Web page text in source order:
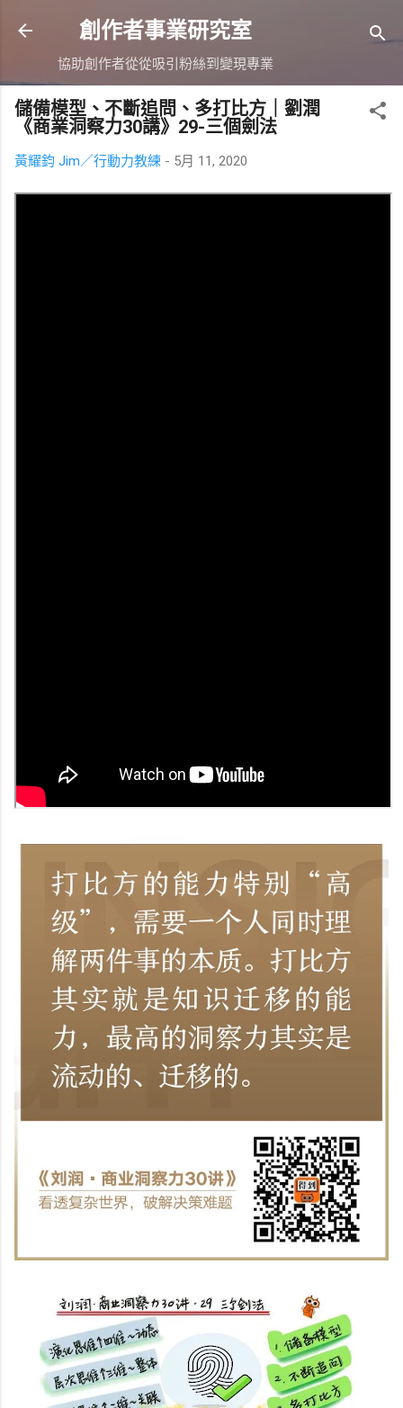
跳到主要內容
創作者事業研究室
協助創作者從從吸引粉絲到變現專業
儲備模型、不斷追問、多打比方｜劉潤
《商業洞察力30講》29-三個劍法
黃耀鈞 Jim／行動力教練 - 5月 11, 2020